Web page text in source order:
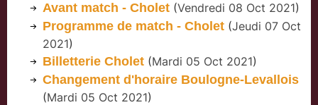
Avant match - Cholet (Vendredi 08 Oct 2021)
Programme de match - Cholet (Jeudi 07 Oct
2021)
Billetterie Cholet (Mardi 05 Oct 2021)
Changement d'horaire Boulogne-Levallois
(Mardi 05 Oct 2021)